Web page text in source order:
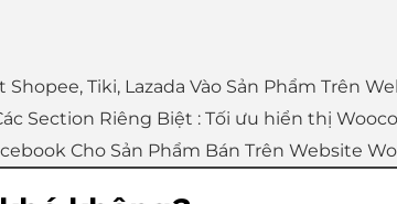
Tiki, Lazada Vào Sản Phẩm Trên
Section Riêng Biệt : Tối ưu hiển thị
Cho Sản Phẩm Bán Trên Website